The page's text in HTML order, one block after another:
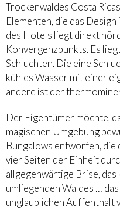
Trockenwaldes Costa
Elementen, die das
des Hotels liegt direkt
Konvergenzpunkts. Es
Schluchten. Die eine
kühles Wasser mit einer
andere ist der
Der Eigentümer möchte,
magischen Umgebung
Bungalows entworfen, die
vier Seiten der Einheit
allgegenwärtige Brise, das
umliegenden Waldes …
unglaublichen Auffenthalt